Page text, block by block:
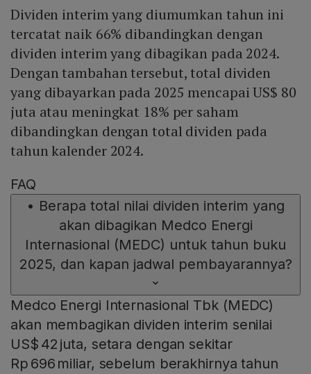
Dividen interim yang diumumkan tahun ini
tercatat naik 66% dibandingkan dengan
dividen interim yang dibagikan pada 2024.
Dengan tambahan tersebut, total dividen
yang dibayarkan pada 2025 mencapai US$ 80
juta atau meningkat 18% per saham
dibandingkan dengan total dividen pada
tahun kalender 2024.
FAQ
• Berapa total nilai dividen interim yang
akan dibagikan Medco Energi
Internasional (MEDC) untuk tahun buku
2025, dan kapan jadwal pembayarannya?
Medco Energi Internasional Tbk (MEDC)
akan membagikan dividen interim senilai
US$ 42 juta, setara dengan sekitar
Rp 696 miliar, sebelum berakhirnya tahun